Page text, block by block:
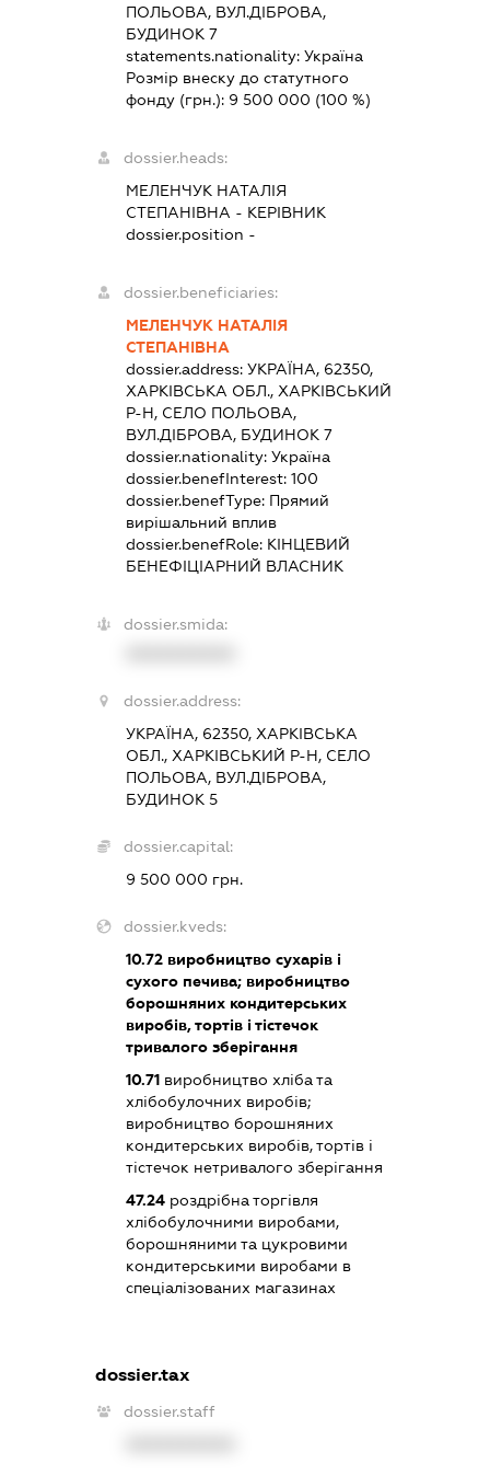
ПОЛЬОВА, ВУЛ.ДІБРОВА,
БУДИНОК 7
statements.nationality:Україна
Розмір внеску до статутного
фонду (грн.): 9 500 000 (100 %)
dossier.heads:
МЕЛЕНЧУК НАТАЛІЯ
СТЕПАНІВНА - КЕРІВНИК
dossier.position -
dossier.beneficiaries:
МЕЛЕНЧУК НАТАЛІЯ
СТЕПАНІВНА
dossier.address:УКРАЇНА, 62350,
ХАРКІВСЬКА ОБЛ., ХАРКІВСЬКИЙ
Р-Н, СЕЛО ПОЛЬОВА,
ВУЛ.ДІБРОВА, БУДИНОК 7
dossier.nationality:Україна
dossier.benefInterest:100
dossier.benefType: Прямий
вирішальний вплив
dossier.benefRole: КІНЦЕВИЙ
БЕНЕФІЦІАРНИЙ ВЛАСНИК
dossier.smida:
dossier.address:
УКРАЇНА, 62350, ХАРКІВСЬКА
ОБЛ., ХАРКІВСЬКИЙ Р-Н, СЕЛО
ПОЛЬОВА, ВУЛ.ДІБРОВА,
БУДИНОК 5
dossier.capital:
9 500 000 грн.
dossier.kveds:
10.72 виробництво сухарів і
сухого печива; виробництво
борошняних кондитерських
виробів, тортів і тістечок
тривалого зберігання
10.71 виробництво хліба та
хлібобулочних виробів;
виробництво борошняних
кондитерських виробів, тортів і
тістечок нетривалого зберігання
47.24 роздрібна торгівля
хлібобулочними виробами,
борошняними та цукровими
кондитерськими виробами в
спеціалізованих магазинах
dossier.tax
dossier.staff